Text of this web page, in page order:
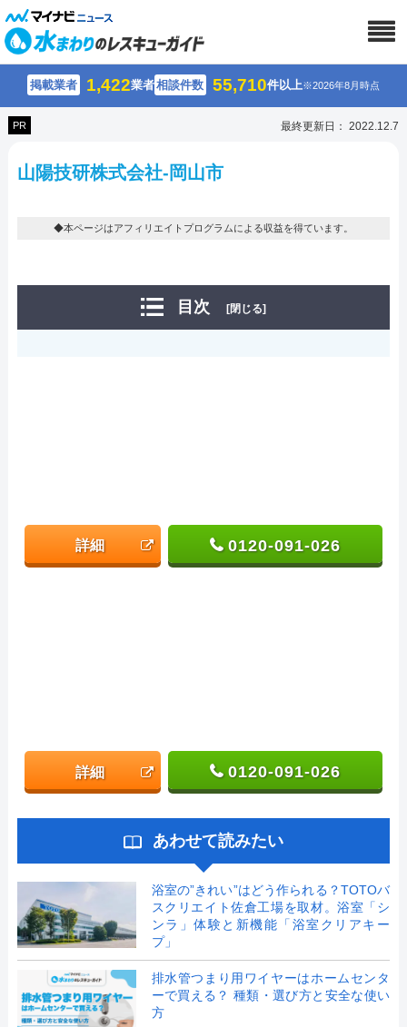
掲載業者 1,422業者相談件数 55,710件以上※2026年8月時点
PR 最終更新日： 2022.12.7
山陽技研株式会社-岡山市
◆本ページはアフィリエイトプログラムによる収益を得ています。
目次 [閉じる]
詳細 0120-091-026
詳細 0120-091-026
あわせて読みたい
浴室の”きれい”はどう作られる？TOTOバ
スクリエイト佐倉工場を取材。浴室「シ
ンラ」体験と新機能「浴室クリアキー
プ」
排水管つまり用ワイヤーはホームセンタ
ーで買える？ 種類・選び方と安全な使い
方